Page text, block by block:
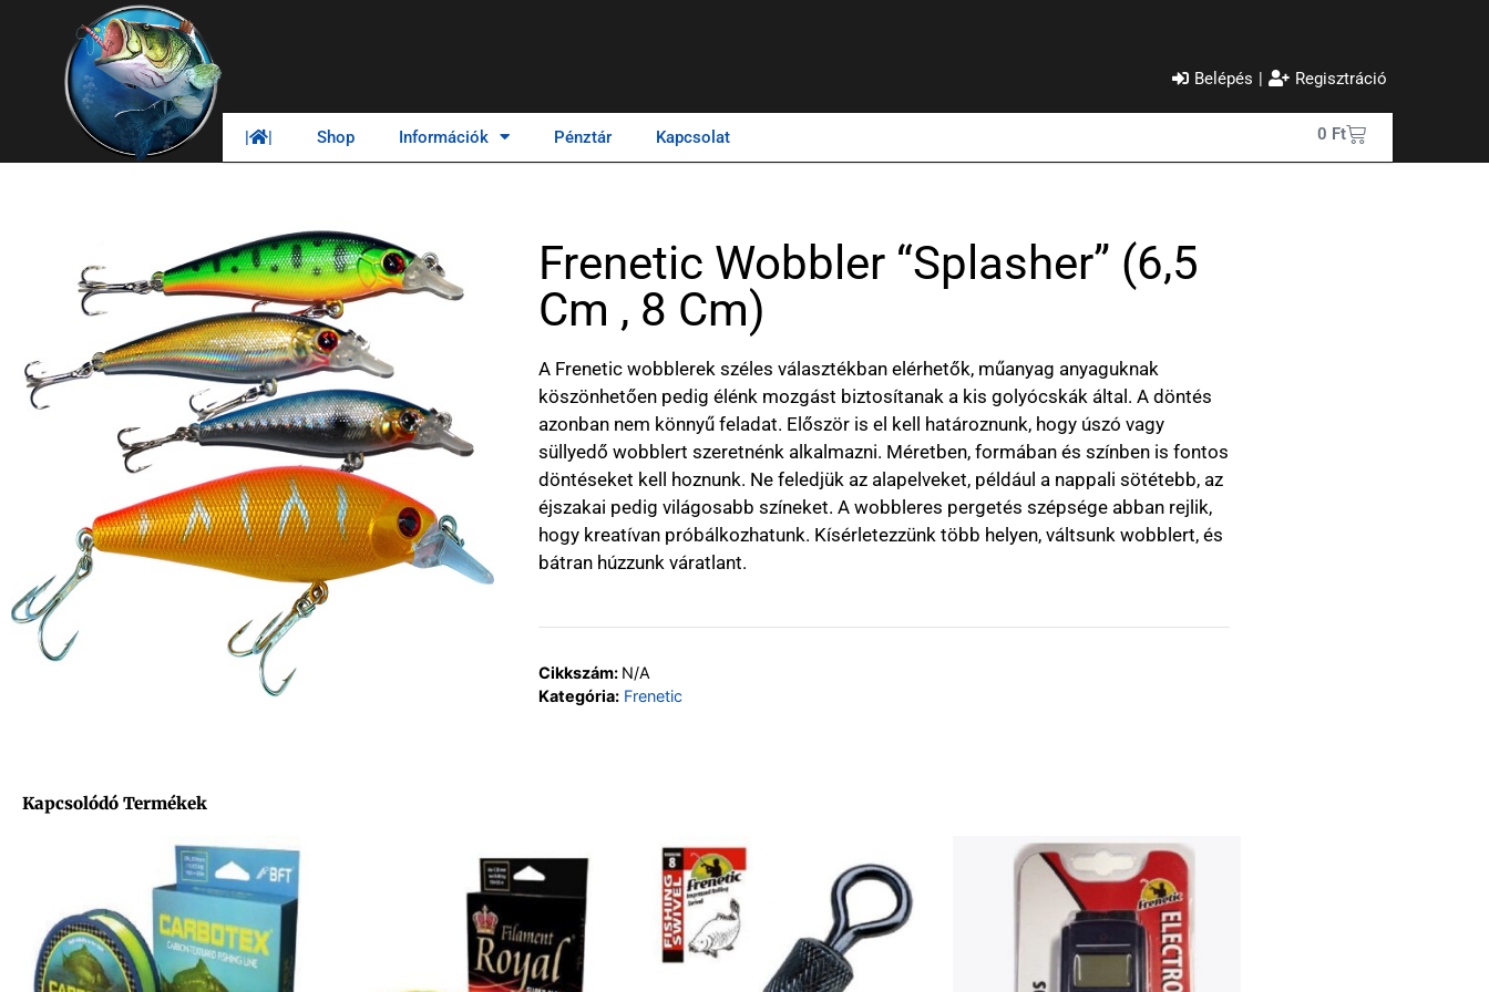
Belépés | Regisztráció
| | Shop Információk Pénztár Kapcsolat 0 Ft
Frenetic Wobbler “Splasher” (6,5
Cm , 8 Cm)
A Frenetic wobblerek széles választékban elérhetők, műanyag anyaguknak
köszönhetően pedig élénk mozgást biztosítanak a kis golyócskák által. A döntés
azonban nem könnyű feladat. Először is el kell határoznunk, hogy úszó vagy
süllyedő wobblert szeretnénk alkalmazni. Méretben, formában és színben is fontos
döntéseket kell hoznunk. Ne feledjük az alapelveket, például a nappali sötétebb, az
éjszakai pedig világosabb színeket. A wobbleres pergetés szépsége abban rejlik,
hogy kreatívan próbálkozhatunk. Kísérletezzünk több helyen, váltsunk wobblert, és
bátran húzzunk váratlant.
Cikkszám: N/A
Kategória: Frenetic
Kapcsolódó Termékek